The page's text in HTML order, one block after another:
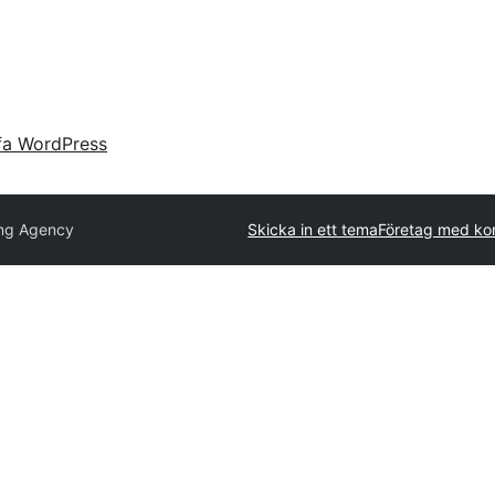
WordPress
Agency Skicka in ett temaFöretag med